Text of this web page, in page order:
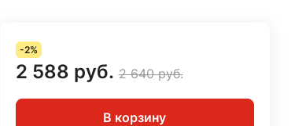
-2%
2 588 руб. 2 640 руб.
В корзину